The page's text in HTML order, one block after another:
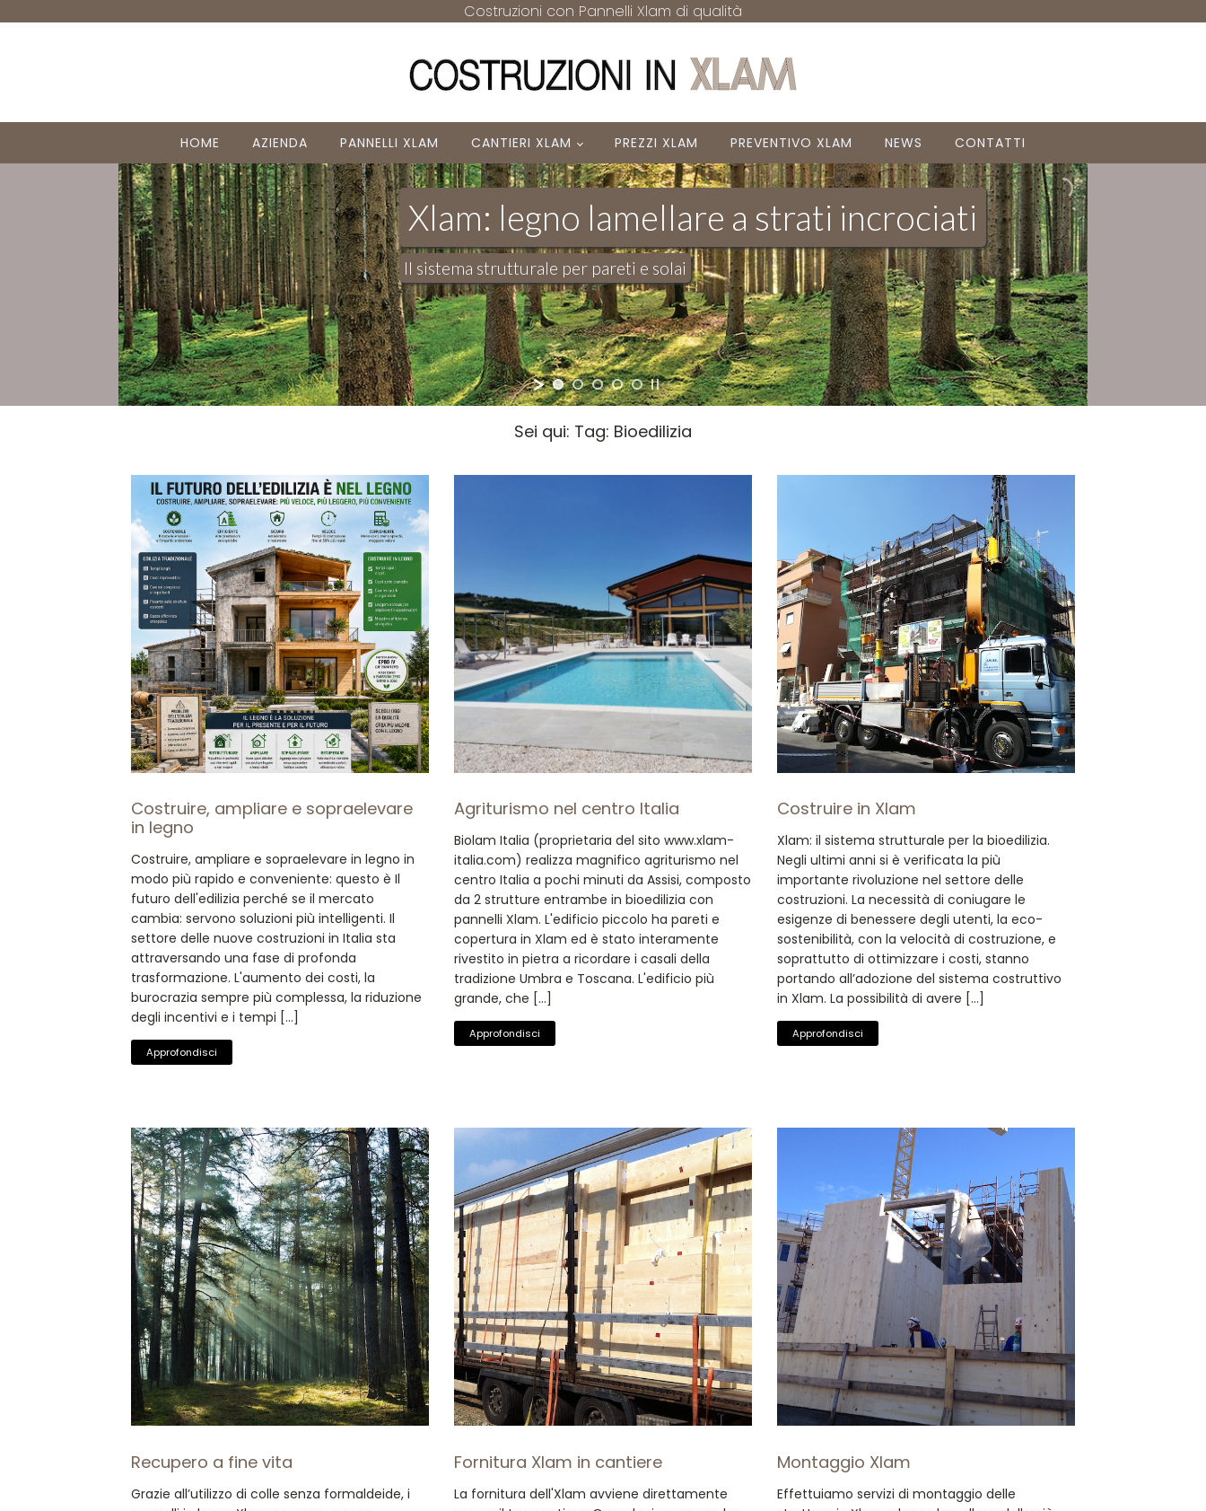
Costruzioni con Pannelli Xlam di qualità
HOME AZIENDA PANNELLI XLAM CANTIERI XLAM PREZZI XLAM PREVENTIVO XLAM NEWS CONTATTI
Xlam: legno lamellare a strati incrociati
Il sistema strutturale per pareti e solai
VELOCE
Sei qui: Tag: Bioedilizia
Costruire, ampliare e sopraelevare
in legno
Costruire, ampliare e sopraelevare in legno in
modo più rapido e conveniente: questo è Il
futuro dell'edilizia perché se il mercato
cambia: servono soluzioni più intelligenti. Il
settore delle nuove costruzioni in Italia sta
attraversando una fase di profonda
trasformazione. L'aumento dei costi, la
burocrazia sempre più complessa, la riduzione
degli incentivi e i tempi […]
Approfondisci
Agriturismo nel centro Italia
Biolam Italia (proprietaria del sito www.xlam-
italia.com) realizza magnifico agriturismo nel
centro Italia a pochi minuti da Assisi, composto
da 2 strutture entrambe in bioedilizia con
pannelli Xlam. L'edificio piccolo ha pareti e
copertura in Xlam ed è stato interamente
rivestito in pietra a ricordare i casali della
tradizione Umbra e Toscana. L'edificio più
grande, che […]
Approfondisci
Costruire in Xlam
Xlam: il sistema strutturale per la bioedilizia.
Negli ultimi anni si è verificata la più
importante rivoluzione nel settore delle
costruzioni. La necessità di coniugare le
esigenze di benessere degli utenti, la eco-
sostenibilità, con la velocità di costruzione, e
soprattutto di ottimizzare i costi, stanno
portando all’adozione del sistema costruttivo
in Xlam. La possibilità di avere […]
Approfondisci
Recupero a fine vita
Grazie all’utilizzo di colle senza formaldeide, i
Fornitura Xlam in cantiere
La fornitura dell'Xlam avviene direttamente
Montaggio Xlam
Effettuiamo servizi di montaggio delle